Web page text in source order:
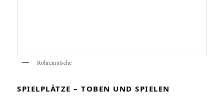
Röhrenrutsche
SPIELPLÄTZE – TOBEN UND SPIELEN